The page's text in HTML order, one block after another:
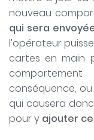
nouveau
qui sera
l’opérateur
cartes en main
conséquence,
qui causera donc
pour y ajouter